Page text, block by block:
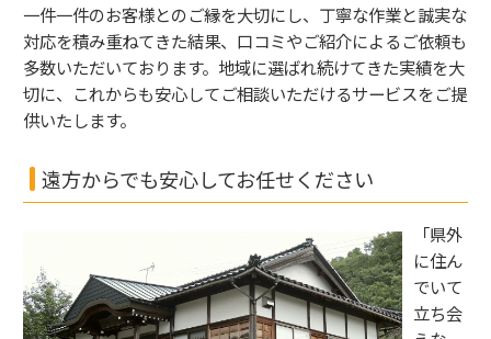
一件一件のお客様とのご縁を大切にし、丁寧な作業と誠実な
対応を積み重ねてきた結果、口コミやご紹介によるご依頼も
多数いただいております。地域に選ばれ続けてきた実績を大
切に、これからも安心してご相談いただけるサービスをご提
供いたします。
遠方からでも安心してお任せください
「県外
に住ん
でいて
立ち会